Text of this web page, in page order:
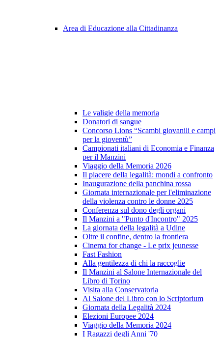
Area di Educazione alla Cittadinanza
Le valigie della memoria
Donatori di sangue
Concorso Lions “Scambi giovanili e campi
per la gioventù”
Campionati italiani di Economia e Finanza
per il Manzini
Viaggio della Memoria 2026
Il piacere della legalità: mondi a confronto
Inaugurazione della panchina rossa
Giornata internazionale per l'eliminazione
della violenza contro le donne 2025
Conferenza sul dono degli organi
Il Manzini a "Punto d'Incontro" 2025
La giornata della legalità a Udine
Oltre il confine, dentro la frontiera
Cinema for change - Le prix jeunesse
Fast Fashion
Alla gentilezza di chi la raccoglie
Il Manzini al Salone Internazionale del
Libro di Torino
Visita alla Conservatoria
Al Salone del Libro con lo Scriptorium
Giornata della Legalità 2024
Elezioni Europee 2024
Viaggio della Memoria 2024
I Ragazzi degli Anni '70